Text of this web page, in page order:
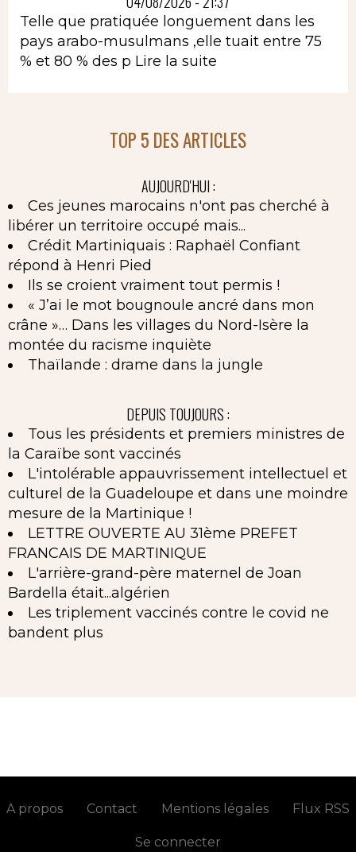
Telle que pratiquée longuement dans les
pays arabo-musulmans ,elle tuait entre 75
% et 80 % des p Lire la suite
TOP 5 DES ARTICLES
AUJOURD'HUI :
Ces jeunes marocains n'ont pas cherché à
libérer un territoire occupé mais...
Crédit Martiniquais : Raphaël Confiant
répond à Henri Pied
Ils se croient vraiment tout permis !
« J’ai le mot bougnoule ancré dans mon
crâne »… Dans les villages du Nord-Isère la
montée du racisme inquiète
Thaïlande : drame dans la jungle
DEPUIS TOUJOURS :
Tous les présidents et premiers ministres de
la Caraïbe sont vaccinés
L'intolérable appauvrissement intellectuel et
culturel de la Guadeloupe et dans une moindre
mesure de la Martinique !
LETTRE OUVERTE AU 31ème PREFET
FRANCAIS DE MARTINIQUE
L'arrière-grand-père maternel de Joan
Bardella était...algérien
Les triplement vaccinés contre le covid ne
bandent plus
A propos Contact Mentions légales Flux RSS
Se connecter